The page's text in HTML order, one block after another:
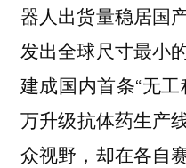
器人出货量稳居国
发出全球尺寸最小
建成国内首条“无
万升级抗体药生
众视野，却在各自